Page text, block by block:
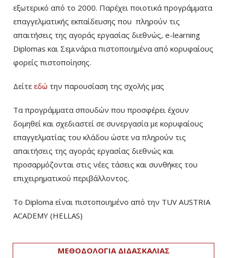
εξωτερικό από το 2000. Παρέχει ποιοτικά προγράμματα
επαγγελματικής εκπαίδευσης που πληρούν τις
απαιτήσεις της αγοράς εργασίας διεθνώς, e-learning
Diplomas και Σεμινάρια πιστοποιημένα από κορυφαίους
φορείς πιστοποίησης.
Δείτε εδώ την παρουσίαση της σχολής μας
Τα προγράμματα σπουδών που προσφέρει έχουν
δομηθεί και σχεδιαστεί σε συνεργασία με κορυφαίους
επαγγελματίας του κλάδου ώστε να πληρούν τις
απαιτήσεις της αγοράς εργασίας διεθνώς και
προσαρμόζονται στις νέες τάσεις και συνθήκες του
επιχειρηματικού περιβάλλοντος.
Το Diploma είναι πιστοποιημένο από την TUV AUSTRIA
ACADEMY (HELLAS)­
ΜΕΘΟΔΟΛΟΓΙΑ ΔΙΔΑΣΚΑΛΙΑΣ